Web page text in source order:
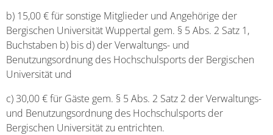
b) 15,00 € für sonstige Mitglieder und Angehörige der
Bergischen Universität Wuppertal gem. § 5 Abs. 2 Satz 1,
Buchstaben b) bis d) der Verwaltungs- und
Benutzungsordnung des Hochschulsports der Bergischen
Universität und
c) 30,00 € für Gäste gem. § 5 Abs. 2 Satz 2 der Verwaltungs-
und Benutzungsordnung des Hochschulsports der
Bergischen Universität zu entrichten.